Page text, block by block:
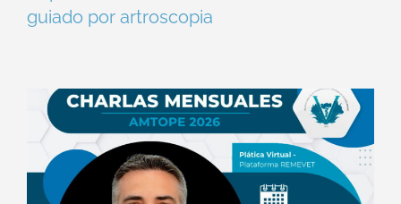
guiado por artroscopia